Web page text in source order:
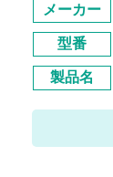
メーカー
型番
製品名